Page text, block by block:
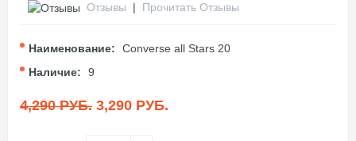
Отзывы | Прочитать Отзывы
Наименование:
Converse all Stars 20
Наличие:
9
4,290 РУБ. 3,290 РУБ.